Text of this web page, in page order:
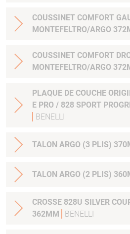
COUSSINET COMFORT
MONTEFELTRO/ARGO
COUSSINET COMFORT
MONTEFELTRO/ARGO
PLAQUE DE COUCHE
E PRO / 828 SPORT
BENELLI
TALON ARGO (3 PLIS)
TALON ARGO (2 PLIS)
CROSSE 828U SILVER COURTE LONGUEUR
362MM
BENELLI